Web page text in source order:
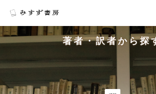
著者・訳者から探